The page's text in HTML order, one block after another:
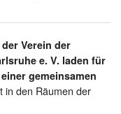
Verein der
e. V. laden für
gemeinsamen
in den Räumen der